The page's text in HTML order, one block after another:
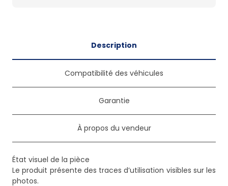
Description
Compatibilité des véhicules
Garantie
À propos du vendeur
État visuel de la pièce
Le produit présente des traces d’utilisation visibles sur les